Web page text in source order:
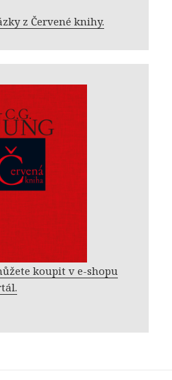
z Červené knihy.
koupit v e-shopu